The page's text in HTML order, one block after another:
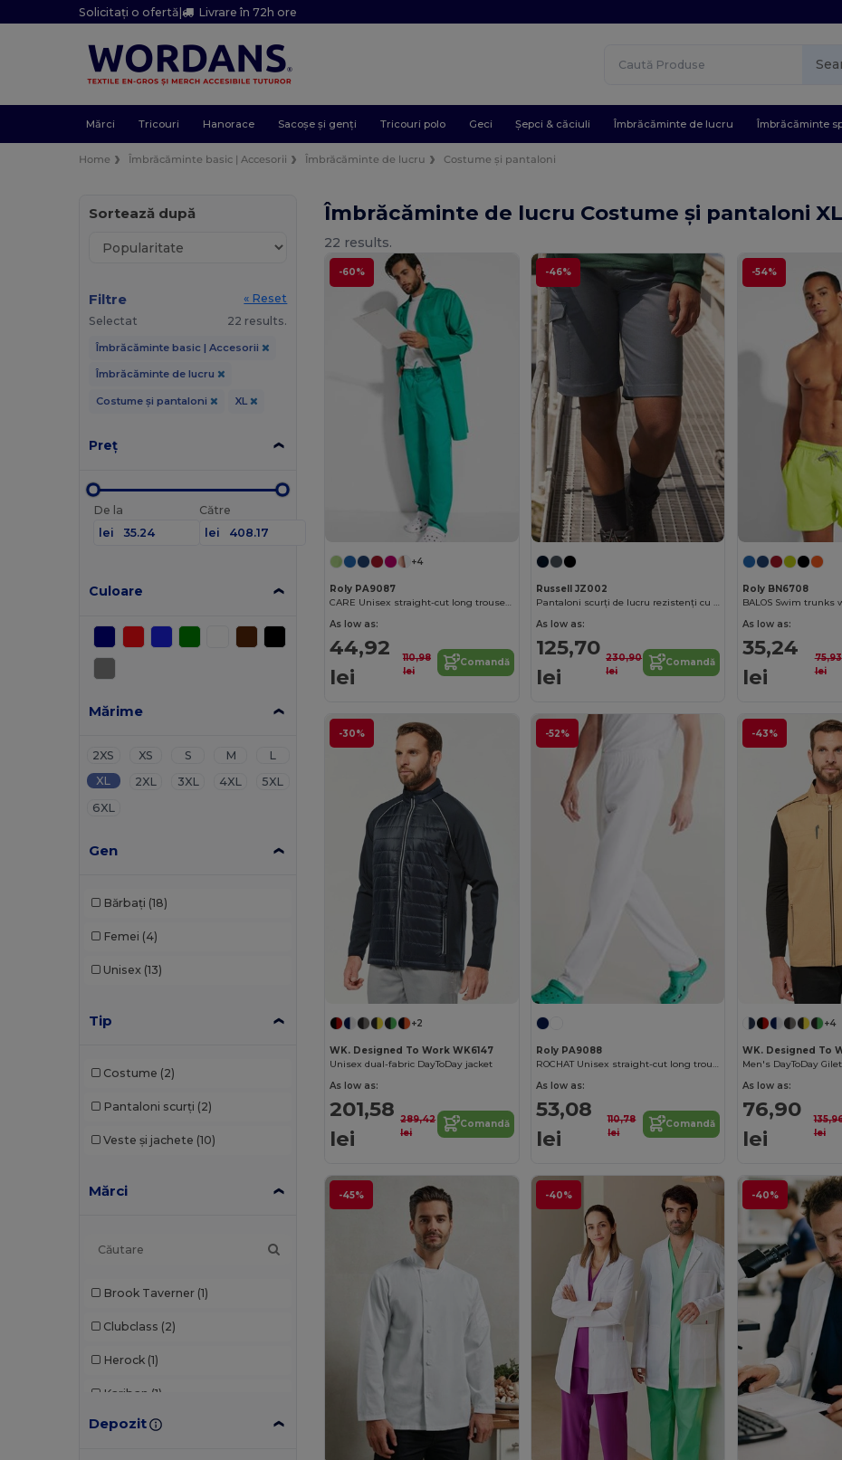
Solicitați o ofertă| Livrare în 72h ore
Mărci Tricouri Hanorace Sacoșe și genți Tricouri polo Geci Șepci & căciuli Îmbrăcăminte de lucru Îmbrăcăminte
Home Îmbrăcăminte basic | Accesorii Îmbrăcăminte de lucru Costume și pantaloni
Sortează după
Filtre
« Reset
Selectat
22 results.
Îmbrăcăminte basic | Accesorii
Îmbrăcăminte de lucru
Costume și pantaloni XL
Preț
De la
lei
Către
lei
Culoare
Mărime
2XS XS S M
L
XL
2XL 3XL 4XL
5XL
6XL
Gen
Bărbați (18)
Femei (4)
Unisex (13)
Tip
Costume (2)
Pantaloni scurți (2)
Veste și jachete (10)
Mărci
Brook Taverner (1)
Clubclass (2)
Herock (1)
Kariban (1)
Premier (4)
Depozit
Îmbrăcăminte de lucru Costume și pantaloni XL
22 results.
-60%
+4
Roly PA9087
CARE Unisex straight-cut long trousers
As low as:
44,92
lei
110,98
lei
Comandă
-46%
Russell JZ002
Pantaloni scurți de lucru rezistenți cu buzunare cargo pentru bărbați Russell
As low as:
125,70
lei
230,90
lei
Comandă
-54%
Roly BN6708
As low as:
35,24
lei
75,93
lei
-30%
+2
WK. Designed To Work WK6147
Unisex dual-fabric DayToDay jacket
As low as:
201,58
lei
289,42
lei
Comandă
-52%
Roly PA9088
ROCHAT Unisex straight-cut long trousers
As low as:
53,08
lei
110,78
lei
Comandă
-43%
+4
WK. Designed To
Men's DayToDay Gilet
As low as:
76,90
lei
lei
-45% -40% -40%